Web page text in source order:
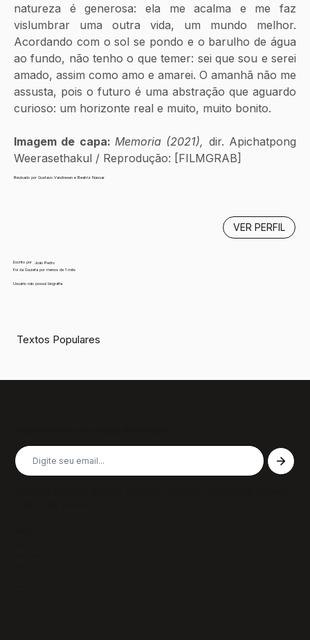
natureza é generosa: ela me acalma e me faz
vislumbrar uma outra vida, um mundo melhor.
Acordando com o sol se pondo e o barulho de água
ao fundo, não tenho o que temer: sei que sou e serei
amado, assim como amo e amarei. O amanhã não me
assusta, pois o futuro é uma abstração que aguardo
curioso: um horizonte real e muito, muito bonito.
Imagem de capa: Memoria (2021), dir. Apichatpong
Weerasethakul / Reprodução: [FILMGRAB]
Revisado por Gustavo Vandresen e Beatriz Nassar
Escrito por
João Pedro
Foi da Gazeta por menos de 1 mês
Usuário não possui biografia
VER PERFIL
Textos Populares